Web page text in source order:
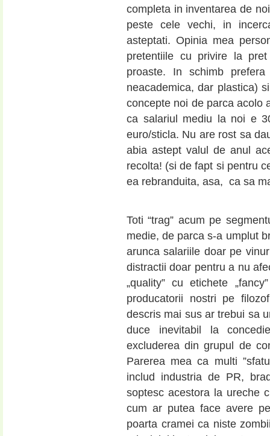
completa in inventarea de
peste cele vechi, in
asteptati. Opinia mea
pretentiile cu privire la
proaste. In schimb
neacademica, dar plastica)
concepte noi de parca acolo
ca salariul mediu la noi e
euro/sticla. Nu are rost sa
abia astept valul de anul
recolta! (si de fapt si pentru
ea rebranduita, asa, ca sa
Toti “trag” acum pe
medie, de parca s-a umplut
arunca salariile doar pe
distractii doar pentru a nu
„quality” cu etichete
producatorii nostri pe
descris mai sus ar trebui sa
duce inevitabil la
excluderea din grupul de
Parerea mea ca multi
includ industria de PR,
soptesc acestora la ureche
cum ar putea face avere
poarta cramei ca niste